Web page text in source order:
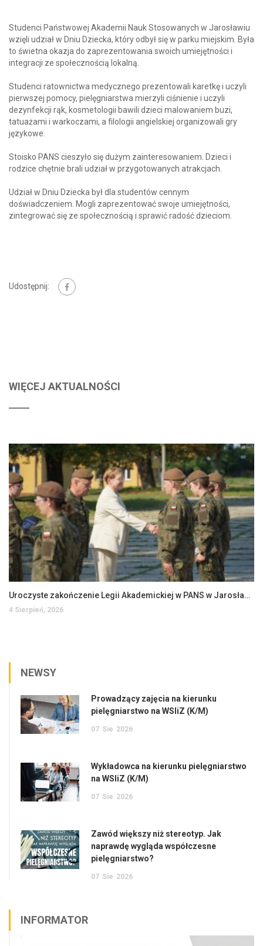
Studenci Państwowej Akademii Nauk Stosowanych w Jarosławiu
wzięli udział w Dniu Dziecka, który odbył się w parku miejskim. Była
to świetna okazja do zaprezentowania swoich umiejętności i
integracji ze społecznością lokalną.
Studenci ratownictwa medycznego prezentowali karetkę i uczyli
pierwszej pomocy, pielęgniarstwa mierzyli ciśnienie i uczyli
dezynfekcji rąk, kosmetologii bawili dzieci malowaniem buzi,
tatuażami i warkoczami, a filologii angielskiej organizowali gry
językowe.
Stoisko PANS cieszyło się dużym zainteresowaniem. Dzieci i
rodzice chętnie brali udział w przygotowanych atrakcjach.
Udział w Dniu Dziecka był dla studentów cennym
doświadczeniem. Mogli zaprezentować swoje umiejętności,
zintegrować się ze społecznością i sprawić radość dzieciom.
Udostępnij:
WIĘCEJ AKTUALNOŚCI
Uroczyste zakończenie Legii Akademickiej w PANS w Jarosławiu
4 Sierpień, 2026
NEWSY
Prowadzący zajęcia na kierunku
pielęgniarstwo na WSIiZ (K/M)
07 Sie 2026
Wykładowca na kierunku pielęgniarstwo
na WSIiZ (K/M)
07 Sie 2026
Zawód większy niż stereotyp. Jak
naprawdę wygląda współczesne
pielęgniarstwo?
07 Sie 2026
INFORMATOR